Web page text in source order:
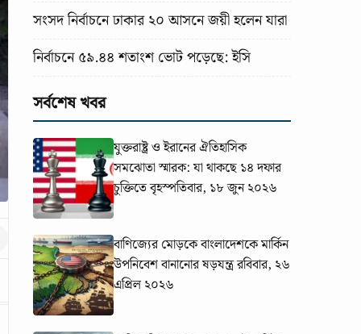
সংসদ নির্বাচনে ঢাকার ২০ আসনে জয়ী হলেন যারা
নির্বাচনে ৫৯.৪৪ শতাংশ ভোট পড়েছে: ইসি
সর্বশেষ খবর
যুক্তরাষ্ট্র ও ইরানের ঐতিহাসিক
সমঝোতা স্মারক: যা থাকছে ১৪ দফার
চুক্তিতেবৃহস্পতিবার, ১৮ জুন ২০২৬
বাণিজ্যের মোড়কে বাংলাদেশকে মার্কিন
উপনিবেশ বানানোর ষড়যন্ত্ররবিবার, ২৬
এপ্রিল ২০২৬